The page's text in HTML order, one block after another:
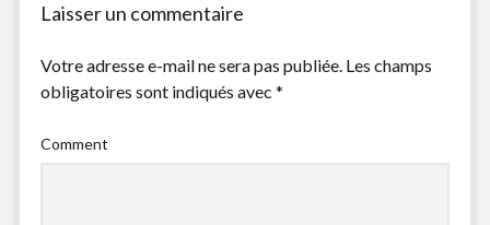
facebookinstagramyoutubeemail-
Laisser un commentaire
Votre adresse e-mail ne sera pas publiée. Les champs
obligatoires sont indiqués avec *
Comment